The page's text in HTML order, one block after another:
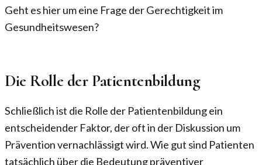
Geht es hier um eine Frage der Gerechtigkeit im
Gesundheitswesen?
Die Rolle der Patientenbildung
Schließlich ist die Rolle der Patientenbildung ein
entscheidender Faktor, der oft in der Diskussion um
Prävention vernachlässigt wird. Wie gut sind Patienten
tatsächlich über die Bedeutung präventiver